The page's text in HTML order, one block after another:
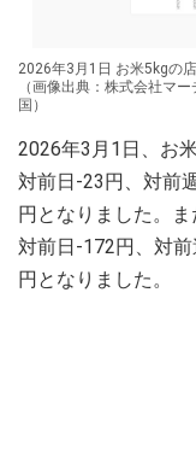
2026年3月1日 お米5kg
（画像出典：株式会社マ
国）
2026年3月1日、お
対前日-23円、対前
円となりました。ま
対前日-172円、対
円となりました。